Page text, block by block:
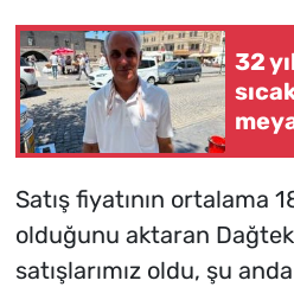
32
Satış fiyatının ortalama
olduğunu aktaran
satışlarımız oldu, şu